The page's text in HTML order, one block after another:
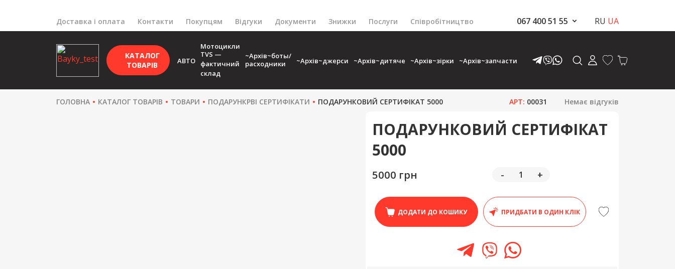
Доставка і оплата Контакти Покупцям Відгуки Документи Знижки Послуги Співробітництво 067 400 51 55 RU UA
КАТАЛОГ
ТОВАРІВ
АВТО
Мотоцикли
TVS —
фактичний
склад
~Архів~боты/
расходники ~Архів~джерси ~Архів~дитяче ~Архів~зірки ~Архів~запчасти
ГОЛОВНА КАТАЛОГ ТОВАРІВ ТОВАРИ ПОДАРУНКРВІ СЕРТИФІКАТИ ПОДАРУНКОВИЙ СЕРТИФІКАТ 5000 АРТ: 00031 Немає відгуків
ПОДАРУНКОВИЙ СЕРТИФІКАТ
5000
5000 грн - +
ДОДАТИ ДО КОШИКУ ПРИДБАТИ В ОДИН КЛІК